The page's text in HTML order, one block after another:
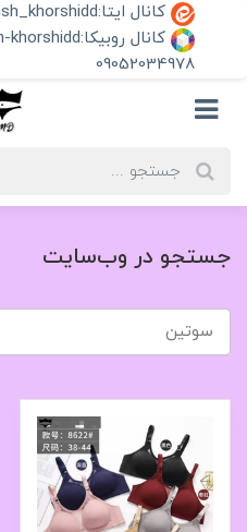
کانال ایتا:pakhsh_khorshidd@
کانال روبیکا:pakhsh-khorshidd@
09052034978
جستجو در وب‌سایت